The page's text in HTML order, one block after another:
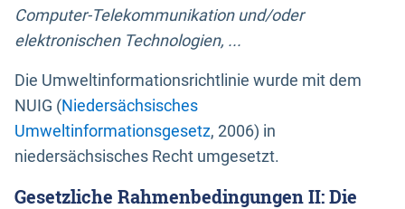
Computer-Telekommunikation und/oder
elektronischen Technologien, ...
Die Umweltinformationsrichtlinie wurde mit dem
NUIG (Niedersächsisches
Umweltinformationsgesetz, 2006) in
niedersächsisches Recht umgesetzt.
Gesetzliche Rahmenbedingungen II: Die